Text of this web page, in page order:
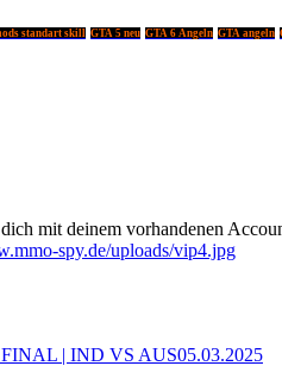
standart skill GTA 5 neu GTA 6 Angeln GTA angeln
dich mit deinem vorhandenen
| IND VS AUS05.03.2025